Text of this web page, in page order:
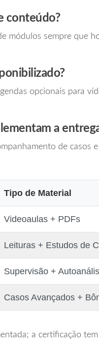
conteúdo?
módulos sempre que
opcionais para
a
de casos
Tipo de Material
Videoaulas + PDFs
Leituras + Estudos de
Supervisão +
Casos Avançados +
a certificação